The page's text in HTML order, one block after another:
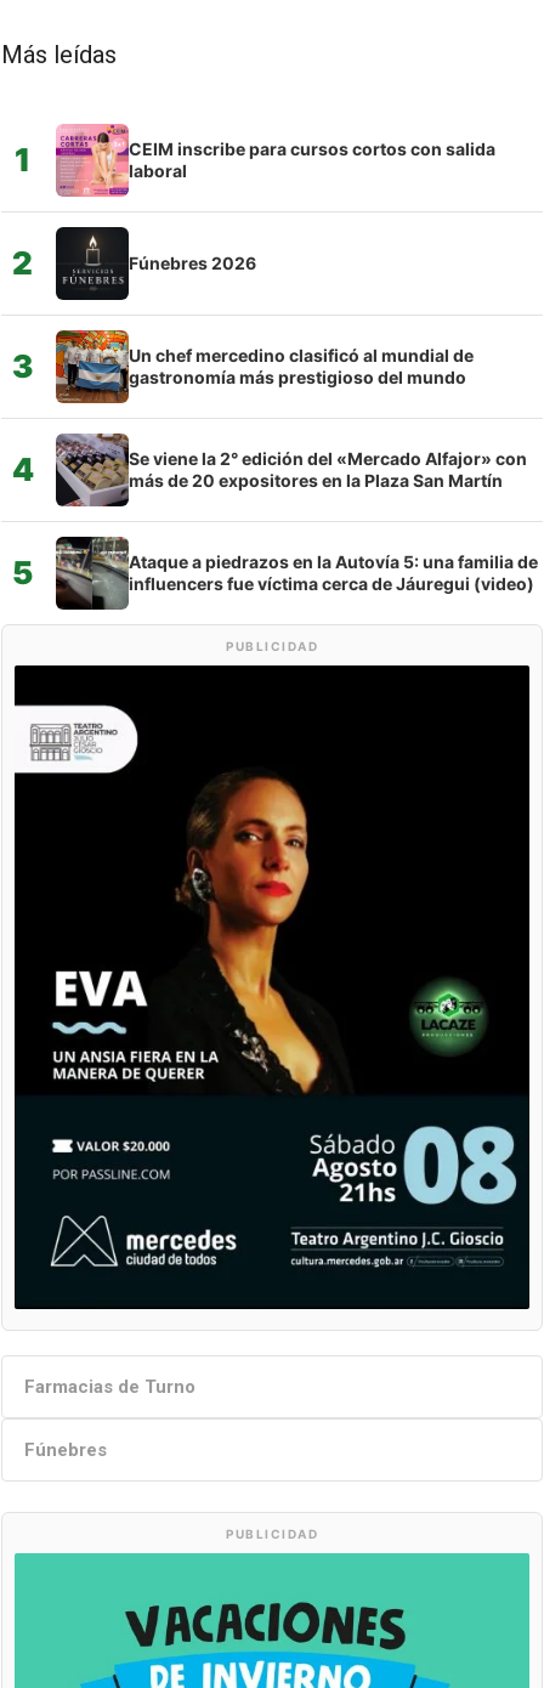
Más leídas
1
CEIM inscribe para cursos cortos con salida
laboral
2 Fúnebres 2026
3
Un chef mercedino clasificó al mundial de
gastronomía más prestigioso del mundo
4
Se viene la 2° edición del «Mercado Alfajor» con
más de 20 expositores en la Plaza San Martín
5
Ataque a piedrazos en la Autovía 5: una familia de
influencers fue víctima cerca de Jáuregui (video)
PUBLICIDAD
Farmacias de Turno
Fúnebres
PUBLICIDAD